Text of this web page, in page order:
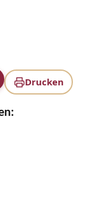
Drucken